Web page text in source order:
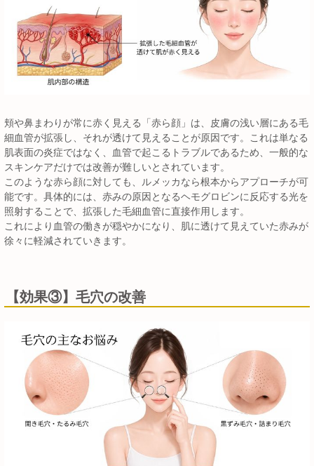
頬や鼻まわりが常に赤く見える「赤ら顔」は、皮膚の浅い層にある毛
細血管が拡張し、それが透けて見えることが原因です。これは単なる
肌表面の炎症ではなく、血管で起こるトラブルであるため、一般的な
スキンケアだけでは改善が難しいとされています。
このような赤ら顔に対しても、ルメッカなら根本からアプローチが可
能です。具体的には、赤みの原因となるヘモグロビンに反応する光を
照射することで、拡張した毛細血管に直接作用します。
これにより血管の働きが穏やかになり、肌に透けて見えていた赤みが
徐々に軽減されていきます。
【効果③】毛穴の改善